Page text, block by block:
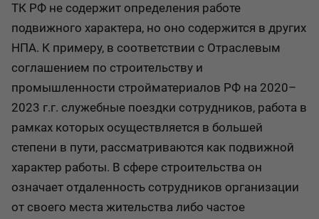
ТК РФ не содержит определения работе
подвижного характера, но оно содержится в других
НПА. К примеру, в соответствии с Отраслевым
соглашением по строительству и
промышленности стройматериалов РФ на 2020–
2023 г.г. служебные поездки сотрудников, работа в
рамках которых осуществляется в большей
степени в пути, рассматриваются как подвижной
характер работы. В сфере строительства он
означает отдаленность сотрудников организации
от своего места жительства либо частое